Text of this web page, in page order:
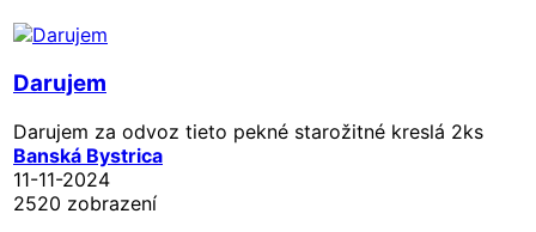
Darujem
Darujem za odvoz tieto pekné starožitné kreslá 2ks
Banská Bystrica
11-11-2024
2520 zobrazení